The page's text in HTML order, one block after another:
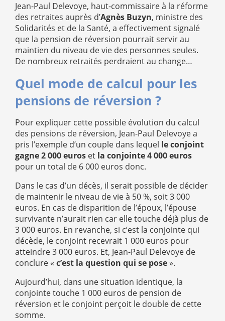
Jean-Paul Delevoye, haut-commissaire à la réforme
des retraites auprès d’Agnès Buzyn, ministre des
Solidarités et de la Santé, a effectivement signalé
que la pension de réversion pourrait servir au
maintien du niveau de vie des personnes seules.
De nombreux retraités perdraient au change…
Quel mode de calcul pour les
pensions de réversion ?
Pour expliquer cette possible évolution du calcul
des pensions de réversion, Jean-Paul Delevoye a
pris l’exemple d’un couple dans lequel le conjoint
gagne 2 000 euros et la conjointe 4 000 euros
pour un total de 6 000 euros donc.
Dans le cas d’un décès, il serait possible de décider
de maintenir le niveau de vie à 50 %, soit 3 000
euros. En cas de disparition de l’époux, l’épouse
survivante n’aurait rien car elle touche déjà plus de
3 000 euros. En revanche, si c’est la conjointe qui
décède, le conjoint recevrait 1 000 euros pour
atteindre 3 000 euros. Et, Jean-Paul Delevoye de
conclure « c’est la question qui se pose ».
Aujourd’hui, dans une situation identique, la
conjointe touche 1 000 euros de pension de
réversion et le conjoint perçoit le double de cette
somme.